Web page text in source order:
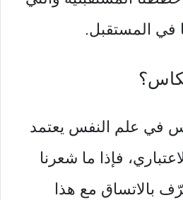
في المستقبل.
في علم النفس يعتمد
فإذا ما شعرنا
بالاتساق مع هذا